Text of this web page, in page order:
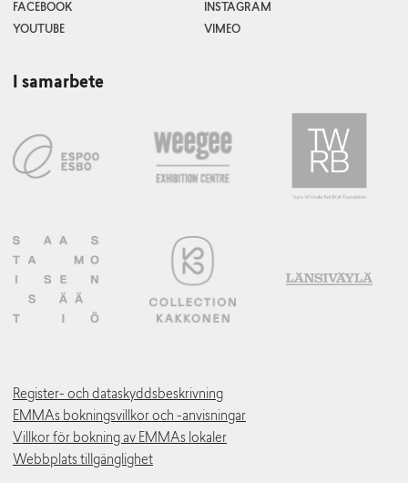
FACEBOOK
INSTAGRAM
YOUTUBE
VIMEO
I samarbete
Register- och dataskyddsbeskrivning
EMMAs bokningsvillkor och -anvisningar
Villkor för bokning av EMMAs lokaler
Webbplats tillgänglighet